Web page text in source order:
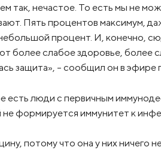
так, нечастое. То есть мы не
Пять процентов максимум,
процент. И, конечно,
более слабое здоровье, более
защита», - сообщил он в эфире
есть люди с первичным
формируется иммунитет к
потому что она у них ничего